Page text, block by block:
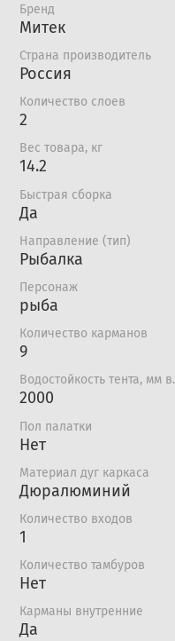
Не горит (Если вы
уронили источник
только вы уберете
Почти не
любые
Кроме этого, палатка
характеристиками
объемом,
установить в
надежного крепления
светоотражающими
вентиляции, большой
наполовину, 2 окнами.
В нашей палатке все
дают козырьку
Бренд
Митек
Страна производитель
Россия
Количество слоев
2
Вес товара, кг
14.2
Быстрая сборка
Да
Направление (тип)
Рыбалка
Персонаж
рыба
Количество карманов
9
Водостойкость тента, мм
2000
Пол палатки
Нет
Материал дуг каркаса
Дюралюминий
Количество входов
1
Количество тамбуров
Нет
Карманы внутренние
Да